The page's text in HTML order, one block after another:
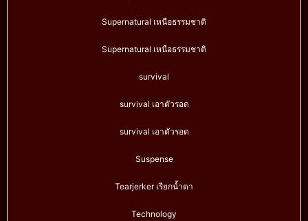
Supernatural เหนือธรรมชาติ
Supernatural เหนือธรรมชาติ
survival
survival เอาตัวรอด
survival เอาตัวรอด
Suspense
Tearjerker เรียกน้ำตา
Technology